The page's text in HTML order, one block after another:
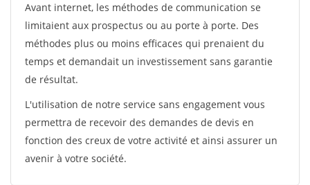
Avant internet, les méthodes de communication se
limitaient aux prospectus ou au porte à porte. Des
méthodes plus ou moins efficaces qui prenaient du
temps et demandait un investissement sans garantie
de résultat.
L'utilisation de notre service sans engagement vous
permettra de recevoir des demandes de devis en
fonction des creux de votre activité et ainsi assurer un
avenir à votre société.